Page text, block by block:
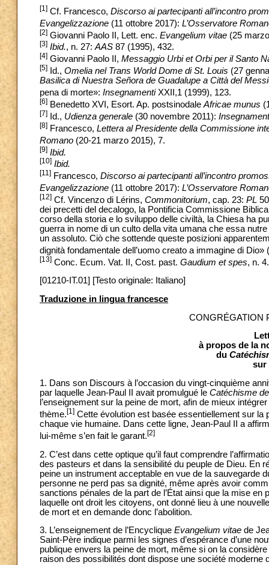
[1] Cf. Francesco, Discorso ai partecipanti all’incontro
Evangelizzazione (11 ottobre 2017): L’Osservatore
[2] Giovanni Paolo II, Lett. enc. Evangelium vitae (25
[3] Ibid., n. 27:AAS 87 (1995), 432.
[4] Giovanni Paolo II, Messaggio Urbi et Orbi per il Santo
[5] Id., Omelia nel Trans World Dome di St. Louis (27
Basilica di Nuestra Señora de Guadalupe a Città del
pena di morte»: InsegnamentiXXII,1 (1999), 123.
[6] Benedetto XVI, Esort. Ap. postsinodale Africae munus
[7] Id., Udienza generale (30 novembre 2011):
[8] Francesco, Lettera al Presidente della Commissione
Romano (20-21 marzo 2015), 7.
[9] Ibid.
[10] Ibid.
[11] Francesco, Discorso ai partecipanti all’incontro
Evangelizzazione (11 ottobre 2017): L’Osservatore
[12] Cf. Vincenzo di Lérins, Commonitorium, cap. 23: PL
dei precetti del decalogo, la Pontificia Commissione
corso della storia e lo sviluppo delle civiltà, la Chiesa ha
guerra in nome di un culto della vita umana che essa
un assoluto. Ciò che sottende queste posizioni
dignità fondamentale dell’uomo creato a immagine di Dio» (
[13] Conc. Ecum. Vat. II, Cost. past. Gaudium et spes, n. 4.
[01210-IT.01] [Testo originale: Italiano]
Traduzione in lingua francesce
CONGRÉGATION
à propos de la
du
sur
1. Dans son Discours à l’occasion du vingt-cinquième
par laquelle Jean-Paul II avait promulgué le Catéchisme
l’enseignement sur la peine de mort, afin de mieux
thème.[1] Cette évolution est basée essentiellement sur la
chaque vie humaine. Dans cette ligne, Jean-Paul II a
lui-même s’en fait le garant.[2]
2. C’est dans cette optique qu’il faut comprendre
des pasteurs et dans la sensibilité du peuple de Dieu. En
peine un instrument acceptable en vue de la sauvegarde
personne ne perd pas sa dignité, même après avoir
sanctions pénales de la part de l’État ainsi que la mise
laquelle ont droit les citoyens, ont donné lieu à une
de mort et en demande donc l’abolition.
3. L’enseignement de l’Encyclique Evangelium vitae de
Saint-Père indique parmi les signes d’espérance d’une
publique envers la peine de mort, même si on la
raison des possibilités dont dispose une société